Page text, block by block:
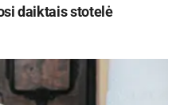
daiktais stotelė